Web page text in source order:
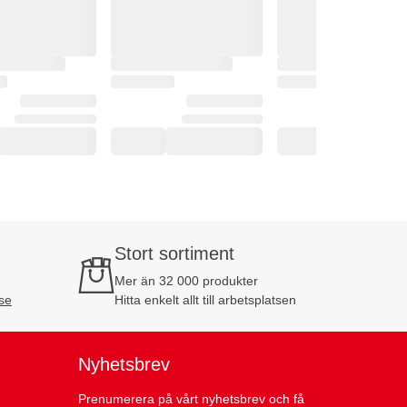
Stort sortiment
Mer än 32 000 produkter
Hitta enkelt allt till arbetsplatsen
Nyhetsbrev
Prenumerera på vårt nyhetsbrev och få